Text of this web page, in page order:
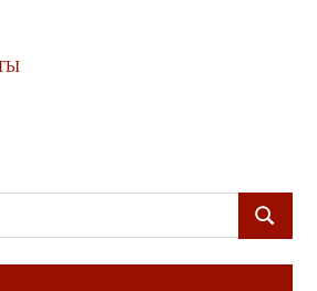
ПОИСК